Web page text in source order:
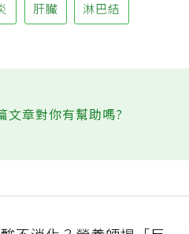
肝臟 淋巴結
文章對你有幫助嗎?